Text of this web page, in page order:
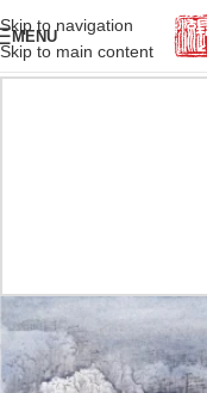
Skip to navigation
Skip to main content
MENU